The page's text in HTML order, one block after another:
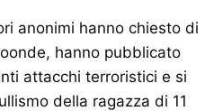
anonimi hanno chiesto di
hanno pubblicato
attacchi terroristici e si
della ragazza di 11